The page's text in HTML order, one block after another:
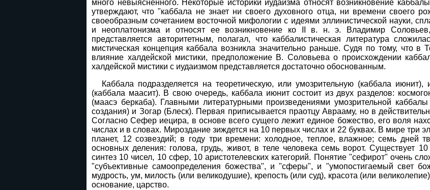
много невыясненного. Некоторые историки иудаизма относят возникновение
утверждают, что "каббала не знает ни своего духовного отца, ни времени своего
своеобразным сочетанием восточной мифологии с идеями эллинистической науки,
и неоплатонизма и относят ее возникновение ко II в. н. э. Владимир
представляется авторитетным, полагал, что каббалистическая литература
мистическая концепция каббала возникла значительно раньше. Судя по тому, что
влияние халдейской мистики, предположение В. Соловьева о происхождении
халдейской мистики с иудаизмом представляется достаточно обоснованным.
Каббала подразделяется на теоретическую, или умозрительную (каббала
(каббала маасит). В свою очередь, каббала июнит состоит из двух разделов:
(маасэ беркаба). Главными литературными произведениями умозрительной
создания) и Зогар (Блеск). Первая приписывается праотцу Аврааму, но в
Согласно Сефер иецира, в основе всего сущего лежит единое божество, его воля
числах и в словах. Мироздание зиждется на 10 первых числах и 22 буквах. В мире три
планет, 12 созвездий; в году три времени: холодное, теплое, влажное; семь дней
основных деления: голова, грудь, живот, в теле человека семь ворот. Существует
синтез 10 чисел, 10 сфер, 10 аристотелевских категорий. Понятие "сефирот" очень
"субъективные самоопределения божества", и "сферы", и "умопостигаемый свет
мудрость, ум, милость (или великодушие), крепость (или суд), красота (или
основание, царство.